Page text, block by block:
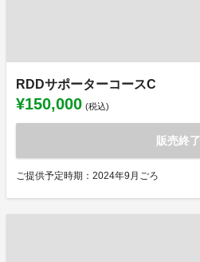
RDDサポーターコースC
¥150,000 (税込)
販売終了
ご提供予定時期：2024年9月ごろ